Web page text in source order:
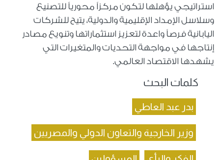
استراتيجي يؤهلها لتكون مركزاً محورياً للتصنيع
وسلاسل الإمداد الإقليمية والدولية، يتيح للشركات
اليابانية فرصاً واعدة لتعزيز استثماراتها وتنويع مصادر
إنتاجها في مواجهة التحديات والمتغيرات التي
يشهدها الاقتصاد العالمي.
كلمات البحث
بدر عبد العاطي
وزير الخارجية والتعاون الدولي والمصريين